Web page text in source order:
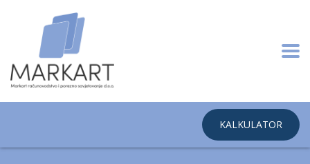
KALKULATOR